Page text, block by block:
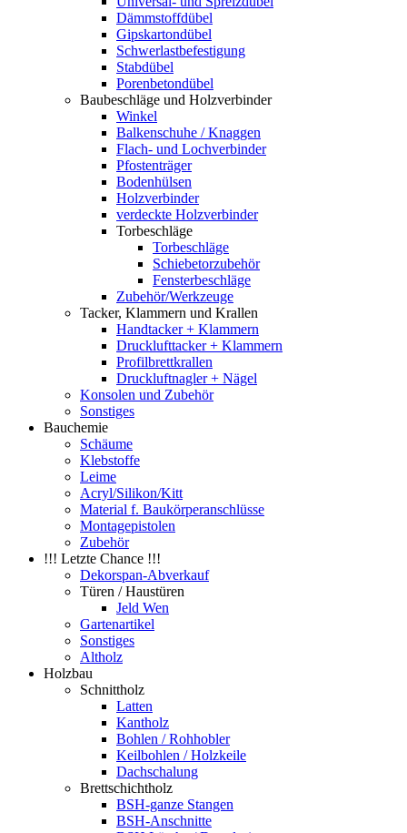
Dämmstoffdübel
Gipskartondübel
Schwerlastbefestigung
Stabdübel
Porenbetondübel
Baubeschläge und Holzverbinder
Winkel
Balkenschuhe / Knaggen
Flach- und Lochverbinder
Pfostenträger
Bodenhülsen
Holzverbinder
verdeckte Holzverbinder
Torbeschläge
Torbeschläge
Schiebetorzubehör
Fensterbeschläge
Zubehör/Werkzeuge
Tacker, Klammern und Krallen
Handtacker + Klammern
Drucklufttacker + Klammern
Profilbrettkrallen
Druckluftnagler + Nägel
Konsolen und Zubehör
Sonstiges
Bauchemie
Schäume
Klebstoffe
Leime
Acryl/Silikon/Kitt
Material f. Baukörperanschlüsse
Montagepistolen
Zubehör
!!! Letzte Chance !!!
Dekorspan-Abverkauf
Türen / Haustüren
Jeld Wen
Gartenartikel
Sonstiges
Altholz
Holzbau
Schnittholz
Latten
Kantholz
Bohlen / Rohhobler
Keilbohlen / Holzkeile
Dachschalung
Brettschichtholz
BSH-ganze Stangen
BSH-Anschnitte